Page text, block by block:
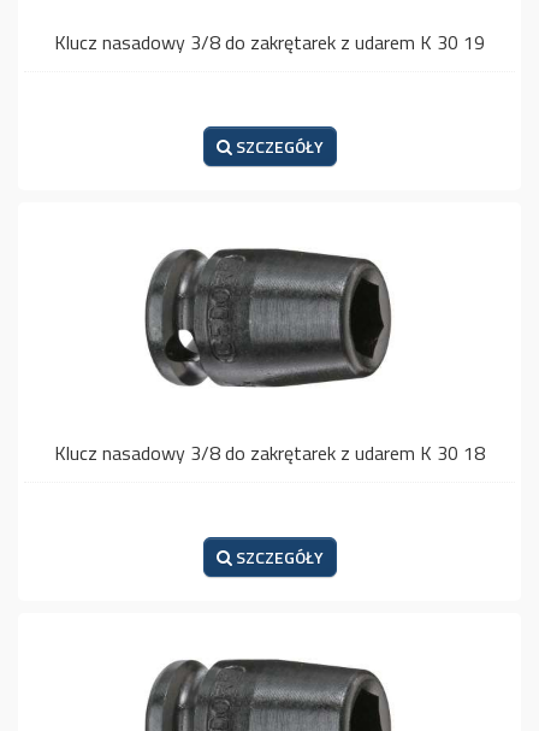
Klucz nasadowy 3/8 do zakrętarek z udarem K 30 19
SZCZEGÓŁY
Klucz nasadowy 3/8 do zakrętarek z udarem K 30 18
SZCZEGÓŁY